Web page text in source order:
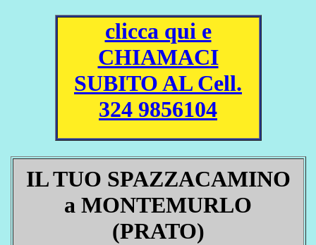
clicca qui e
CHIAMACI
SUBITO AL Cell.
324 9856104
IL TUO SPAZZACAMINO
a MONTEMURLO
(PRATO)